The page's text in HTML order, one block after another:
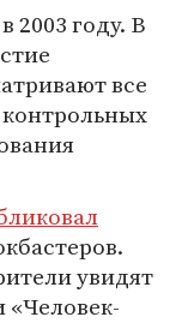
2003 году. В
все
увидят